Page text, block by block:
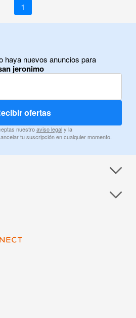
1
haya nuevos anuncios para
jeronimo
ofertas
nuestroaviso legaly la
tu suscripción en cualquier momento.